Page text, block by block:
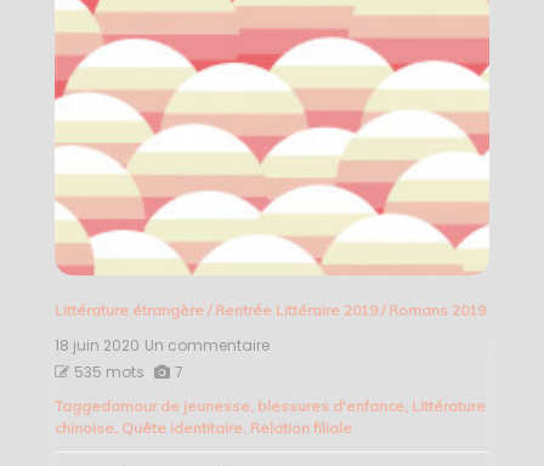
Littérature étrangère/ Rentrée Littéraire 2019/ Romans 2019
18 juin 2020 Un commentairesur
–
Zhang
535 mots 7
Taggedamour de jeunesse, blessures d'enfance, Littérature
chinoise, Quête identitaire, Relation filiale